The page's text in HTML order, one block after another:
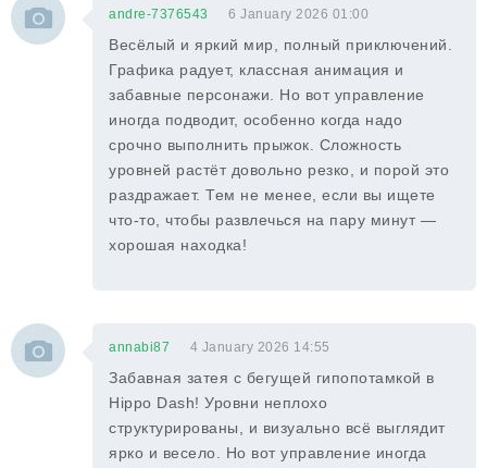
andre-7376543 6 January 2026 01:00
Весёлый и яркий мир, полный приключений.
Графика радует, классная анимация и
забавные персонажи. Но вот управление
иногда подводит, особенно когда надо
срочно выполнить прыжок. Сложность
уровней растёт довольно резко, и порой это
раздражает. Тем не менее, если вы ищете
что-то, чтобы развлечься на пару минут —
хорошая находка!
annabi87 4 January 2026 14:55
Забавная затея с бегущей гипопотамкой в
Hippo Dash! Уровни неплохо
структурированы, и визуально всё выглядит
ярко и весело. Но вот управление иногда